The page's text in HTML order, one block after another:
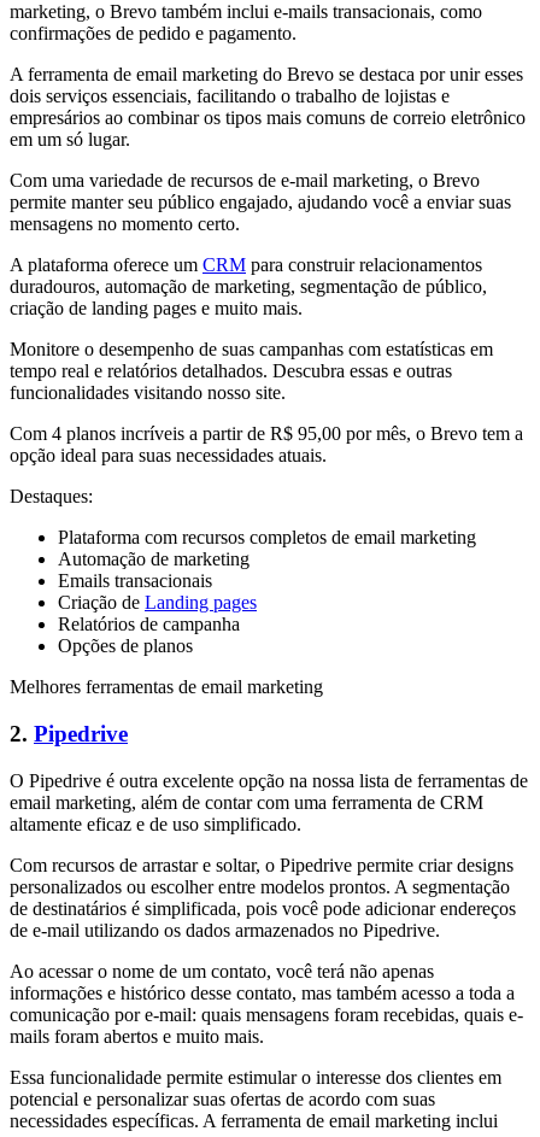
marketing, o Brevo também inclui e-mails transacionais, como
confirmações de pedido e pagamento.
A ferramenta de email marketing do Brevo se destaca por unir esses
dois serviços essenciais, facilitando o trabalho de lojistas e
empresários ao combinar os tipos mais comuns de correio eletrônico
em um só lugar.
Com uma variedade de recursos de e-mail marketing, o Brevo
permite manter seu público engajado, ajudando você a enviar suas
mensagens no momento certo.
A plataforma oferece um CRM para construir relacionamentos
duradouros, automação de marketing, segmentação de público,
criação de landing pages e muito mais.
Monitore o desempenho de suas campanhas com estatísticas em
tempo real e relatórios detalhados. Descubra essas e outras
funcionalidades visitando nosso site.
Com 4 planos incríveis a partir de R$ 95,00 por mês, o Brevo tem a
opção ideal para suas necessidades atuais.
Destaques:
Plataforma com recursos completos de email marketing
Automação de marketing
Emails transacionais
Criação de Landing pages
Relatórios de campanha
Opções de planos
Melhores ferramentas de email marketing
2. Pipedrive
O Pipedrive é outra excelente opção na nossa lista de ferramentas de
email marketing, além de contar com uma ferramenta de CRM
altamente eficaz e de uso simplificado.
Com recursos de arrastar e soltar, o Pipedrive permite criar designs
personalizados ou escolher entre modelos prontos. A segmentação
de destinatários é simplificada, pois você pode adicionar endereços
de e-mail utilizando os dados armazenados no Pipedrive.
Ao acessar o nome de um contato, você terá não apenas
informações e histórico desse contato, mas também acesso a toda a
comunicação por e-mail: quais mensagens foram recebidas, quais e-
mails foram abertos e muito mais.
Essa funcionalidade permite estimular o interesse dos clientes em
potencial e personalizar suas ofertas de acordo com suas
necessidades específicas. A ferramenta de email marketing inclui